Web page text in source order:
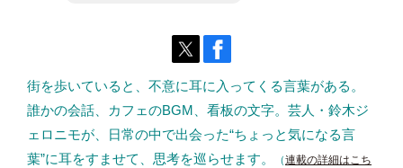
街を歩いていると、不意に耳に入ってくる言葉がある。
誰かの会話、カフェのBGM、看板の文字。芸人・鈴木ジ
ェロニモが、日常の中で出会った“ちょっと気になる言
葉”に耳をすませて、思考を巡らせます。
（連載の詳細はこち